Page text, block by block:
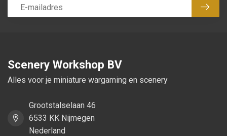
Scenery Workshop BV
Alles voor je miniature wargaming en scenery
Grootstalselaan 46
6533 KK Nijmegen
Nederland